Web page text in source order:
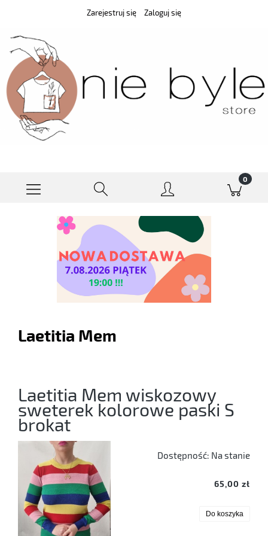
Zarejestruj się Zaloguj się
Laetitia Mem
Laetitia Mem wiskozowy
sweterek kolorowe paski S
brokat
Dostępność: Na stanie
65,00 zł
Do koszyka